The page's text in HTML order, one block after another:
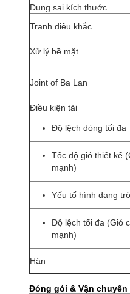
Dung sai kích thước
Tranh điêu khắc
Xử lý bề mặt
Joint of Ba Lan
Điều kiện tải
Độ lệch dòng tối đa
Tốc độ gió thiết kế
mạnh)
Yếu tố hình dạng
Độ lệch tối đa (Gió
mạnh)
Hàn
Đóng gói & Vận chuyển